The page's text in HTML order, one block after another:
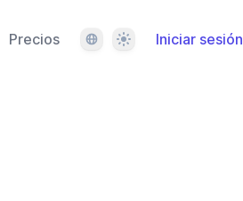
Precios IdiomaTema Iniciar sesión